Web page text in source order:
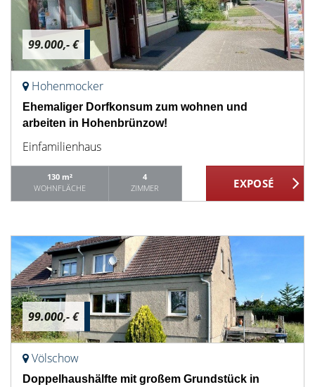
99.000,- €
Hohenmocker
Ehemaliger Dorfkonsum zum wohnen und
arbeiten in Hohenbrünzow!
Einfamilienhaus
130 m²
WOHNFLÄCHE
4
ZIMMER
99.000,- €
Völschow
Doppelhaushälfte mit großem Grundstück in